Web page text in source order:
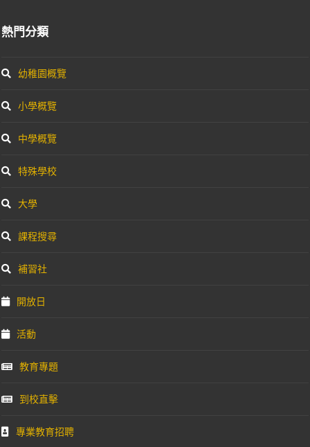
熱門分類
幼稚園概覽
小學概覽
中學概覽
特殊學校
大學
課程搜尋
補習社
開放日
活動
教育專題
到校直擊
專業教育招聘